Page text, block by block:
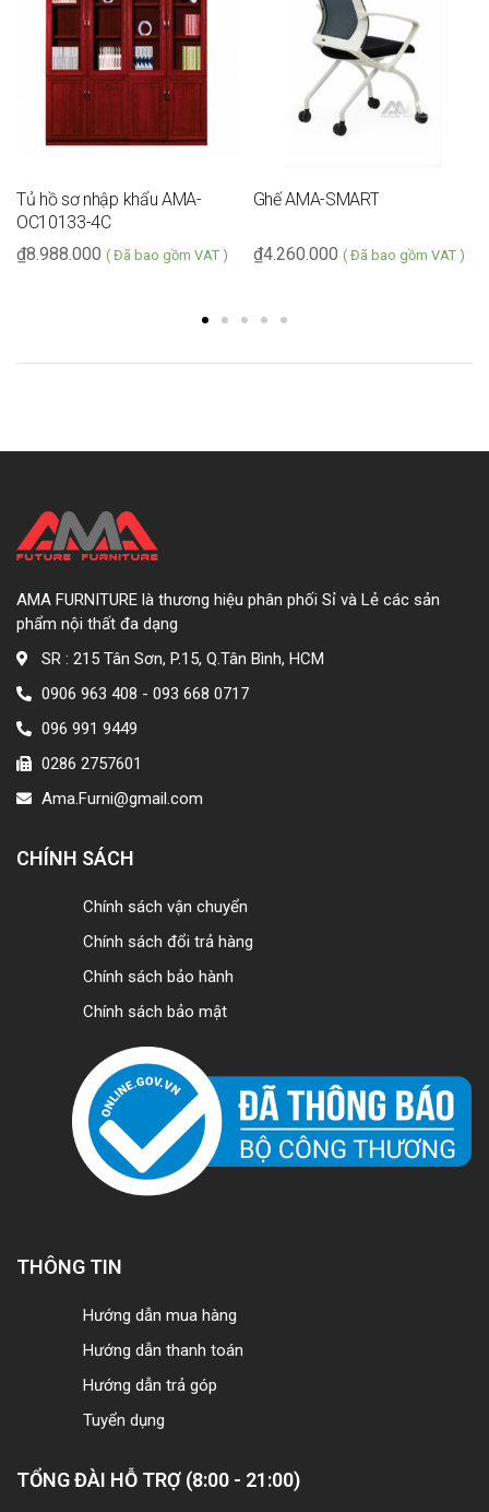
Tủ hồ sơ nhập khẩu AMA-
OC10133-4C
8.988.000
₫ ( Đã bao gồm VAT )
Ghế AMA-SMART
4.260.000
₫ ( Đã bao gồm VAT )
AMA FURNITURE là thương hiệu phân phối Sỉ và Lẻ các sản
phẩm nội thất đa dạng
SR : 215 Tân Sơn, P.15, Q.Tân Bình, HCM
0906 963 408 - 093 668 0717
096 991 9449
0286 2757601
Ama.Furni@gmail.com
CHÍNH SÁCH
Chính sách vận chuyển
Chính sách đổi trả hàng
Chính sách bảo hành
Chính sách bảo mật
THÔNG TIN
Hướng dẫn mua hàng
Hướng dẫn thanh toán
Hướng dẫn trả góp
Tuyển dụng
TỔNG ĐÀI HỖ TRỢ (8:00 - 21:00)